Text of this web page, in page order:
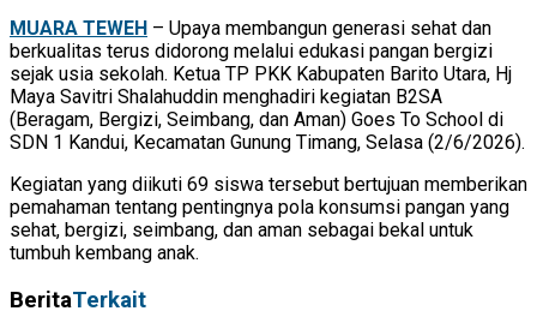
MUARA TEWEH – Upaya membangun generasi sehat dan
berkualitas terus didorong melalui edukasi pangan bergizi
sejak usia sekolah. Ketua TP PKK Kabupaten Barito Utara, Hj
Maya Savitri Shalahuddin menghadiri kegiatan B2SA
(Beragam, Bergizi, Seimbang, dan Aman) Goes To School di
SDN 1 Kandui, Kecamatan Gunung Timang, Selasa (2/6/2026).
Kegiatan yang diikuti 69 siswa tersebut bertujuan memberikan
pemahaman tentang pentingnya pola konsumsi pangan yang
sehat, bergizi, seimbang, dan aman sebagai bekal untuk
tumbuh kembang anak.
BeritaTerkait